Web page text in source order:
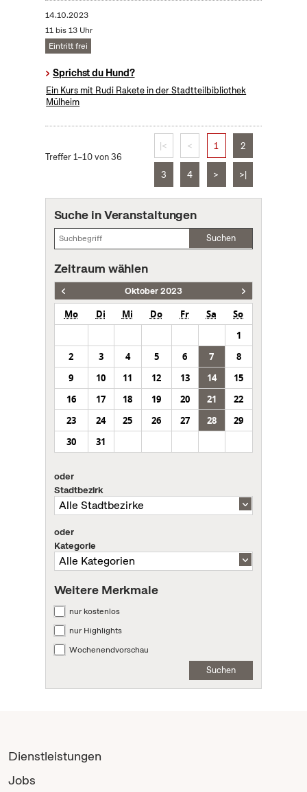
14.10.2023
11 bis 13 Uhr
Eintritt frei
Sprichst du Hund?
Ein Kurs mit Rudi Rakete in der Stadtteilbibliothek
Mülheim
Treffer 1–10 von 36
|< < 1 2
3 4 > >|
Suche in Veranstaltungen
Suchen
Zeitraum wählen
Oktober 2023
Mo Di Mi Do Fr Sa
So
1
2
3 4 5 6 7
8
9
10 11 12 13 14
15
16
17 18 19 20 21
22
23
24 25 26 27 28
29
30
31
oder
Stadtbezirk
oder
Kategorie
Weitere Merkmale
nur kostenlos
nur Highlights
Wochenendvorschau
Suchen
Dienstleistungen
Jobs